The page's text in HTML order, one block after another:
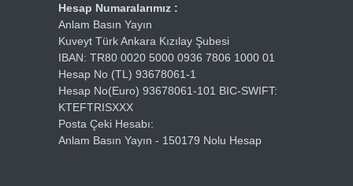
Hesap Numaralarımız :
Anlam Basın Yayın
Kuveyt Türk Ankara Kızılay Şubesi
IBAN: TR80 0020 5000 0936 7806 1000 01
Hesap No (TL) 93678061-1
Hesap No(Euro) 93678061-101 BIC-SWIFT:
KTEFTRISXXX
Posta Çeki Hesabı:
Anlam Basın Yayın - 150179 Nolu Hesap